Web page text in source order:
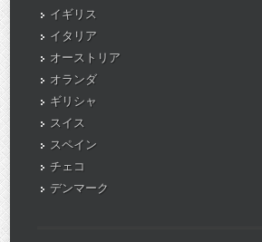
イギリス
イタリア
オーストリア
オランダ
ギリシャ
スイス
スペイン
チェコ
デンマーク